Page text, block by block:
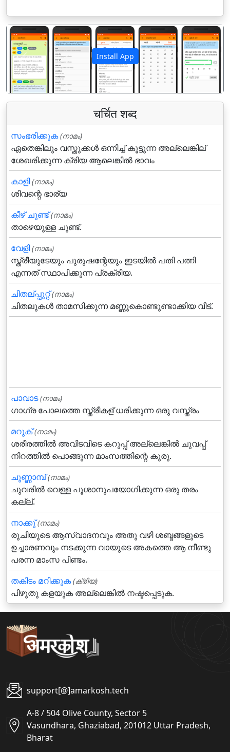
Install App
पिछला अगला
चर्चित शब्द
സംഭരിക്കുക (നാമം)
ഏതെങ്കിലും വസ്തുക്കള്‍ ഒന്നിച്ച് കൂട്ടുന്ന അല്ലെങ്കില്
ശേഖരിക്കുന്ന ക്രിയ ആലെങ്കില്‍ ഭാവം
കാളി (നാമം)
ശിവന്റെ ഭാര്യ
കീഴ് ചുണ്ട് (നാമം)
താഴെയുള്ള ചുണ്ട്.
വേളി (നാമം)
സ്ത്രീയുടേയും പുരുഷന്റേയും ഇടയില്‍ പതി പത്നി
എന്നത് സ്ഥാപിക്കുന്ന പ്രക്രിയ.
ചിതല്പ്പുറ്റ് (നാമം)
ചിതലുകള്‍ താമസിക്കുന്ന മണ്ണുകൊണ്ടുണ്ടാക്കിയ വീട്.
പാവാട (നാമം)
ഗാഗ്ര പോലത്തെ സ്ത്രീകള് ധരിക്കുന്ന ഒരു വസ്ത്രം
മറുക്‌ (നാമം)
ശരീരത്തില്‍ അവിടവിടെ കറുപ്പ്‌ അല്ലെങ്കില്‍ ചുവപ്പ്‌
നിറത്തില്‍ പൊങ്ങുന്ന മാംസത്തിന്റെ കുരു.
ചുണ്ണാമ്പ് (നാമം)
ചുവരില്‍ വെള്ള പൂശാനുപയോഗിക്കുന്ന ഒരു തരം
കല്ല്.
നാക്കു്‌ (നാമം)
രുചിയുടെ ആസ്വാദനവും അതു വഴി ശബ്ദങ്ങളുടെ
ഉച്ചാരണവും നടക്കുന്ന വായുടെ അകത്തെ ആ നീണ്ടു
പരന്ന മാംസ പിണ്ടം.
തകിടം മറിക്കുക (ക്രിയ)
പിഴുതു കളയുക അല്ലെങ്കില്‍ നഷ്ടപ്പെടുക.
support[@]amarkosh.tech
A-8 / 504 Olive County, Sector 5
Vasundhara, Ghaziabad, 201012 Uttar Pradesh,
Bharat